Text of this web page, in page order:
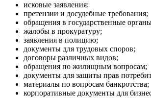
исковые заявления;
претензии и досудебные требования;
обращения в государственные
жалобы в прокуратуру;
заявления в полицию;
документы для трудовых споров;
договоры различных видов;
обращения по жилищным вопросам;
документы для защиты прав
материалы по вопросам банкротства;
корпоративные документы для